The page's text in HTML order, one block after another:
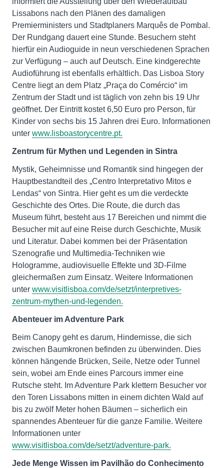
Lissabons nach den Plänen des damaligen
Premierministers und Stadtplaners Marquês de Pombal.
Der Rundgang dauert eine Stunde. Besuchern steht
hierfür ein Audioguide in neun verschiedenen Sprachen
zur Verfügung – auch auf Deutsch. Eine kindgerechte
Audioführung ist ebenfalls erhältlich. Das Lisboa Story
Centre liegt an dem Platz „Praça do Comércio“ im
Zentrum der Stadt und ist täglich von zehn bis 19 Uhr
geöffnet. Der Eintritt kostet 6,50 Euro pro Person, für
Kinder von sechs bis 15 Jahren drei Euro. Informationen
unter www.lisboastorycentre.pt.
Zentrum für Mythen und Legenden in Sintra
Mystik, Geheimnisse und Romantik sind hingegen der
Hauptbestandteil des „Centro Interpretativo Mitos e
Lendas“ von Sintra. Hier geht es um die verdeckte
Geschichte des Ortes. Die Route, die durch das
Museum führt, besteht aus 17 Bereichen und nimmt die
Besucher mit auf eine Reise durch Geschichte, Musik
und Literatur. Dabei kommen bei der Präsentation
Szenografie und Multimedia-Techniken wie
Hologramme, audiovisuelle Effekte und 3D-Filme
gleichermaßen zum Einsatz. Weitere Informationen
unter www.visitlisboa.com/de/setzt/interpretives-
zentrum-mythen-und-legenden.
Abenteuer im Adventure Park
Beim Canopy geht es darum, Hindernisse, die sich
zwischen Baumkronen befinden zu überwinden. Dies
können hängende Brücken, Seile, Netze oder Tunnel
sein, wobei am Ende eines Parcours immer eine
Rutsche steht. Im Adventure Park klettern Besucher vor
den Toren Lissabons mitten in einem dichten Wald auf
bis zu zwölf Meter hohen Bäumen – sicherlich ein
spannendes Abenteuer für die ganze Familie. Weitere
Informationen unter
www.visitlisboa.com/de/setzt/adventure-park.
Jede Menge Wissen im Pavilhão do Conhecimento